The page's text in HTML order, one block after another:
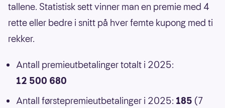
tallene. Statistisk sett vinner man en premie med 4
rette eller bedre i snitt på hver femte kupong med ti
rekker.
Antall premieutbetalinger totalt i 2025:
12 500 680
Antall førstepremieutbetalinger i 2025: 185 (7